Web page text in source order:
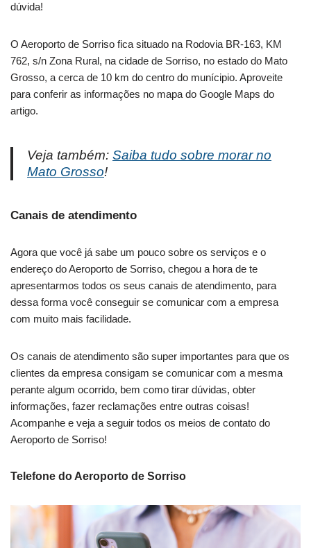
dúvida!
O Aeroporto de Sorriso fica situado na Rodovia BR-163, KM
762, s/n Zona Rural, na cidade de Sorriso, no estado do Mato
Grosso, a cerca de 10 km do centro do munícipio. Aproveite
para conferir as informações no mapa do Google Maps do
artigo.
Veja também: Saiba tudo sobre morar no
Mato Grosso!
Canais de atendimento
Agora que você já sabe um pouco sobre os serviços e o
endereço do Aeroporto de Sorriso, chegou a hora de te
apresentarmos todos os seus canais de atendimento, para
dessa forma você conseguir se comunicar com a empresa
com muito mais facilidade.
Os canais de atendimento são super importantes para que os
clientes da empresa consigam se comunicar com a mesma
perante algum ocorrido, bem como tirar dúvidas, obter
informações, fazer reclamações entre outras coisas!
Acompanhe e veja a seguir todos os meios de contato do
Aeroporto de Sorriso!
Telefone do Aeroporto de Sorriso